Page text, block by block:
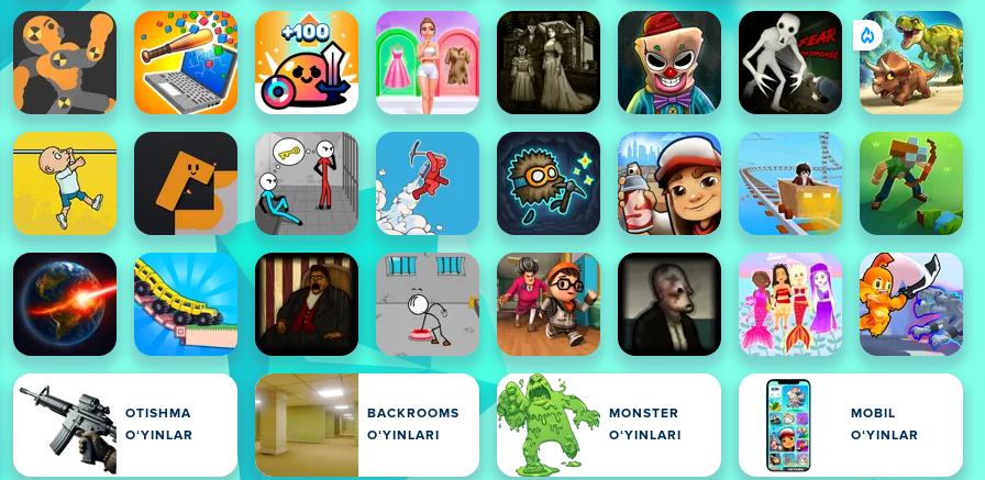
OTISHMA
OʻYINLAR
BACKROOMS
OʻYINLARI
MONSTER
OʻYINLARI
MOBIL
OʻYINLAR